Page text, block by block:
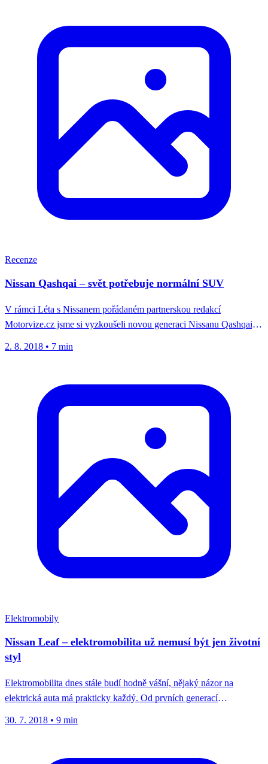
Recenze
Nissan Qashqai – svět potřebuje normální SUV
V rámci Léta s Nissanem pořádaném partnerskou redakcí
Motorvize.cz jsme si vyzkoušeli novou generaci Nissanu Qashqai,
2. 8. 2018 • 7 min
Elektromobily
Nissan Leaf – elektromobilita už nemusí být jen životní
styl
Elektromobilita dnes stále budí hodně vášní, nějaký názor na
elektrická auta má prakticky každý. Od prvních generací
30. 7. 2018 • 9 min